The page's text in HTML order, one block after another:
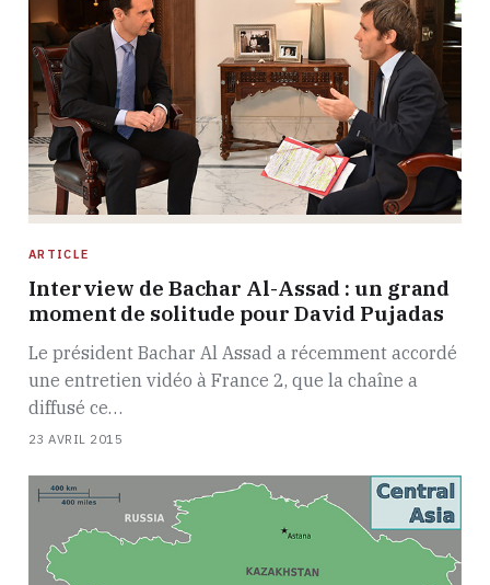
ARTICLE
Interview de Bachar Al-Assad : un grand
moment de solitude pour David Pujadas
Le président Bachar Al Assad a récemment accordé
une entretien vidéo à France 2, que la chaîne a
diffusé ce…
23 AVRIL 2015